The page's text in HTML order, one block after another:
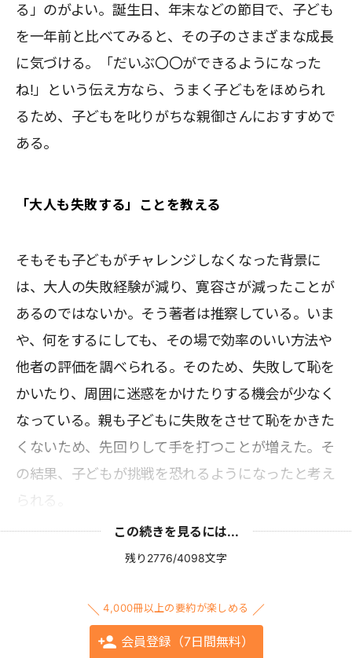
る」のがよい。誕生日、年末などの節目で、子ども
を一年前と比べてみると、その子のさまざまな成長
に気づける。「だいぶ〇〇ができるようになった
ね!」という伝え方なら、うまく子どもをほめられ
るため、子どもを叱りがちな親御さんにおすすめで
ある。
「大人も失敗する」ことを教える
そもそも子どもがチャレンジしなくなった背景に
は、大人の失敗経験が減り、寛容さが減ったことが
あるのではないか。そう著者は推察している。いま
や、何をするにしても、その場で効率のいい方法や
他者の評価を調べられる。そのため、失敗して恥を
かいたり、周囲に迷惑をかけたりする機会が少なく
なっている。親も子どもに失敗をさせて恥をかきた
くないため、先回りして手を打つことが増えた。そ
の結果、子どもが挑戦を恐れるようになったと考え
られる。
この続きを見るには...
残り2776/4098文字
4,000冊以上の要約が楽しめる
会員登録（7日間無料）